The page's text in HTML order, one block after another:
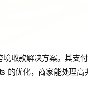
收款解决方案。其支
的优化，商家能处理高